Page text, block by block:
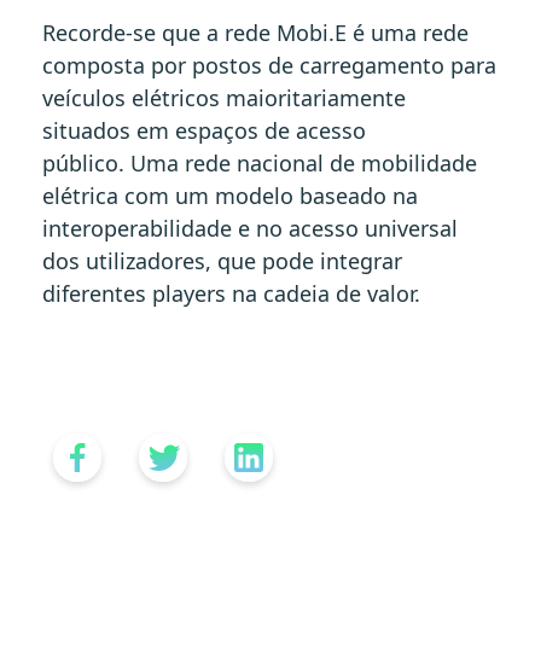
Recorde-se que a rede Mobi.E é uma rede
composta por postos de carregamento para
veículos elétricos maioritariamente
situados em espaços de acesso
público. Uma rede nacional de mobilidade
elétrica com um modelo baseado na
interoperabilidade e no acesso universal
dos utilizadores, que pode integrar
diferentes players na cadeia de valor.